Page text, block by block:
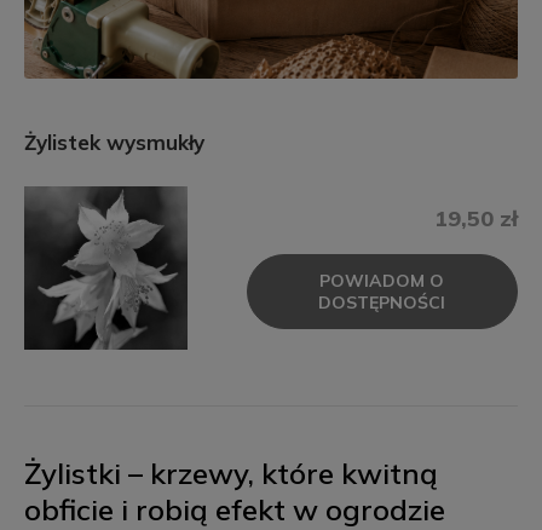
Żylistek wysmukły
19,50 zł
POWIADOM O
DOSTĘPNOŚCI
Żylistki – krzewy, które kwitną
obficie i robią efekt w ogrodzie